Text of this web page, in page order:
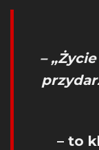
–
– to